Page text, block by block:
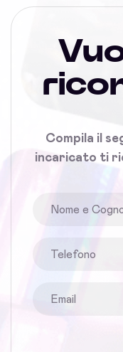
Compila il
incaricato ti